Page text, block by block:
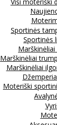
Sportinės
Sportinės
Marškinėliai
Marškinėliai
Moteriški